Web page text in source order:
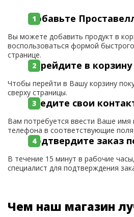
Добавьте
Вы можете добавить продукт в
воспользоваться формой
странице.
Перейдите в
Чтобы перейти в Вашу корзину
сверху страницы.
Введите свои
Вам потребуется ввести Ваше
телефона в соответствующие
Подтвердите заказ
В течение 15 минут в рабочие
специалист для подтверждения
Чем наш магазин